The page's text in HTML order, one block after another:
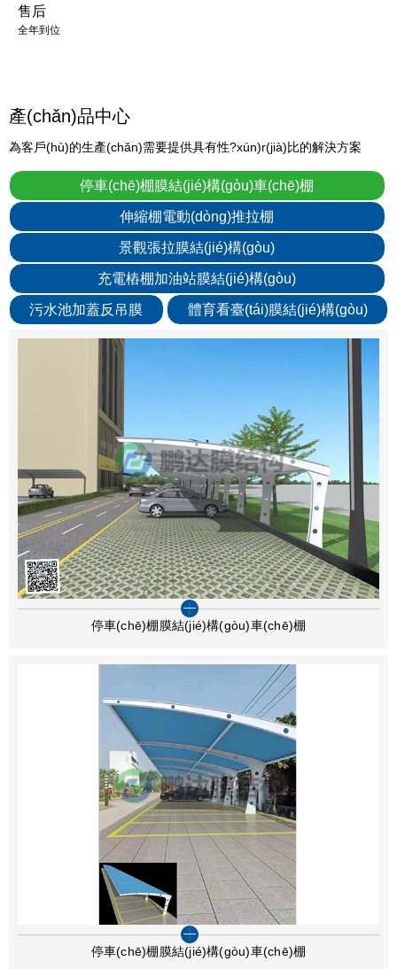
售后
全年到位
產(chǎn)品中心
為客戶(hù)的生產(chǎn)需要提供具有性?xún)r(jià)比的解決方案
停車(chē)棚膜結(jié)構(gòu)車(chē)棚
伸縮棚電動(dòng)推拉棚
景觀張拉膜結(jié)構(gòu)
充電樁棚加油站膜結(jié)構(gòu)
污水池加蓋反吊膜 體育看臺(tái)膜結(jié)構(gòu)
停車(chē)棚膜結(jié)構(gòu)車(chē)棚
停車(chē)棚膜結(jié)構(gòu)車(chē)棚